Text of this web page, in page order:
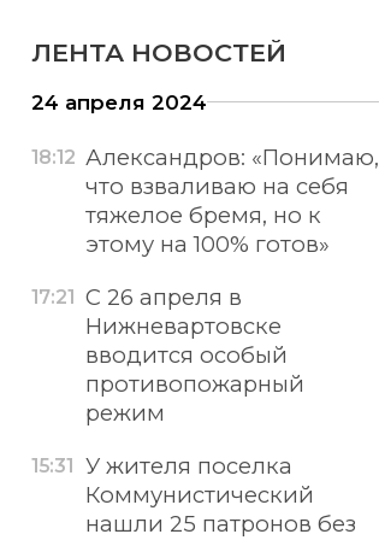
ЛЕНТА НОВОСТЕЙ
24 апреля 2024
18:12 Александров: «Понимаю,
что взваливаю на себя
тяжелое бремя, но к
этому на 100% готов»
17:21 С 26 апреля в
Нижневартовске
вводится особый
противопожарный
режим
15:31 У жителя поселка
Коммунистический
нашли 25 патронов без